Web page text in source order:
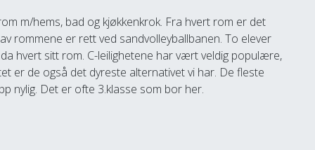
m/hems, bad og kjøkkenkrok. Fra hvert rom er det
rommene er rett ved sandvolleyballbanen. To elever
hvert sitt rom. C-leilighetene har vært veldig populære,
er de også det dyreste alternativet vi har. De fleste
nylig. Det er ofte 3.klasse som bor her.